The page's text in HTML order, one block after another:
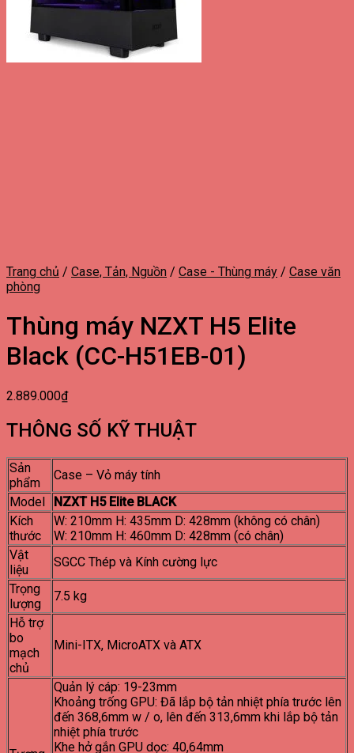
Trang chủ / Case, Tản, Nguồn / Case - Thùng máy / Case văn
phòng
Thùng máy NZXT H5 Elite
Black (CC-H51EB-01)
2.889.000₫
THÔNG SỐ KỸ THUẬT
Sản
phẩm
Case – Vỏ máy tính
Model
NZXT H5 Elite BLACK
Kích
thước
W: 210mm H: 435mm D: 428mm (không có chân)
W: 210mm H: 460mm D: 428mm (có chân)
Vật
liệu
SGCC Thép và Kính cường lực
Trọng
lượng
7.5 kg
Hỗ trợ
bo
mạch
chủ
Mini-ITX, MicroATX và ATX
Quản lý cáp: 19-23mm
Khoảng trống GPU: Đã lắp bộ tản nhiệt phía trước lên
đến 368,6mm w / o, lên đến 313,6mm khi lắp bộ tản
nhiệt phía trước
Khe hở gắn GPU dọc: 40,64mm